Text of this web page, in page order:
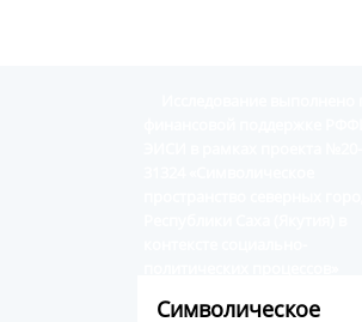
Символическое
пространство северных